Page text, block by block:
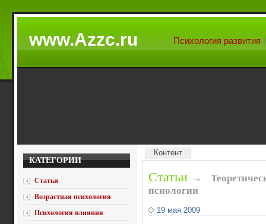
www.Azzc.ru Психология развития
КАТЕГОРИИ
Статьи
Возрастная психология
Психология влияния
Контент
Статьи →
псиологии
19 мая 2009